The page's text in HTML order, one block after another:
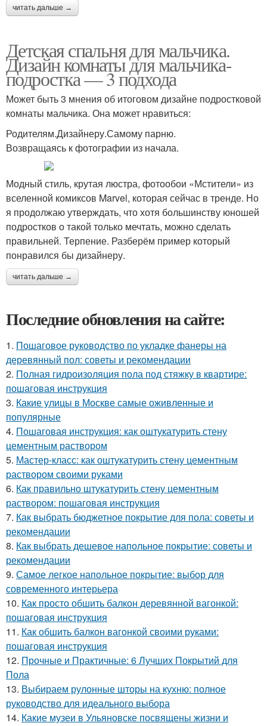
читать дальше →
Детская спальня для мальчика.
Дизайн комнаты для мальчика-
подростка — 3 подхода
Может быть 3 мнения об итоговом дизайне подростковой
комнаты мальчика. Она может нравиться:
Родителям.Дизайнеру.Самому парню.
Возвращаясь к фотографии из начала.
Модный стиль, крутая люстра, фотообои «Мстители» из
вселенной комиксов Marvel, которая сейчас в тренде. Но
я продолжаю утверждать, что хотя большинству юношей
подростков о такой только мечтать, можно сделать
правильней. Терпение. Разберём пример который
понравился бы дизайнеру.
читать дальше →
Последние обновления на сайте:
1. Пошаговое руководство по укладке фанеры на
деревянный пол: советы и рекомендации
2. Полная гидроизоляция пола под стяжку в квартире:
пошаговая инструкция
3. Какие улицы в Москве самые оживленные и
популярные
4. Пошаговая инструкция: как оштукатурить стену
цементным раствором
5. Мастер-класс: как оштукатурить стену цементным
раствором своими руками
6. Как правильно штукатурить стену цементным
раствором: пошаговая инструкция
7. Как выбрать бюджетное покрытие для пола: советы и
рекомендации
8. Как выбрать дешевое напольное покрытие: советы и
рекомендации
9. Самое легкое напольное покрытие: выбор для
современного интерьера
10. Как просто обшить балкон деревянной вагонкой:
пошаговая инструкция
11. Как обшить балкон вагонкой своими руками:
пошаговая инструкция
12. Прочные и Практичные: 6 Лучших Покрытий для
Пола
13. Выбираем рулонные шторы на кухню: полное
руководство для идеального выбора
14. Какие музеи в Ульяновске посвящены жизни и